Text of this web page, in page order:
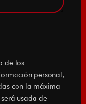
de los
personal,
con la máxima
usada de